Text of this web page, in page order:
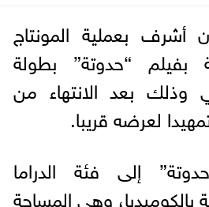
أشرف بعملية المونتاج
بفيلم “حدوتة” بطولة
وذلك بعد الانتهاء من
لعرضه قريبا.
إلى فئة الدراما
بالكوميديا، وهي المساحة